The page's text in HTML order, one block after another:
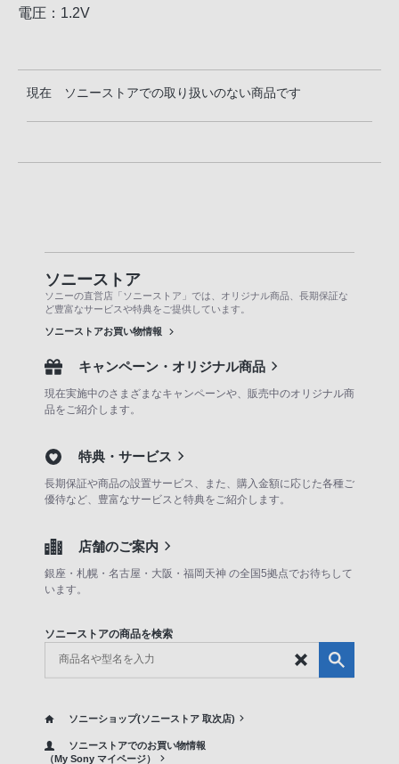
電圧：1.2V
現在 ソニーストアでの取り扱いのない商品です
ソニーストア
ソニーの直営店「ソニーストア」では、オリジナル商品、長期保証な
ど豊富なサービスや特典をご提供しています。
ソニーストアお買い物情報
キャンペーン・オリジナル商品
現在実施中のさまざまなキャンペーンや、販売中のオリジナル商
品をご紹介します。
特典・サービス
長期保証や商品の設置サービス、また、購入金額に応じた各種ご
優待など、豊富なサービスと特典をご紹介します。
店舗のご案内
銀座・札幌・名古屋・大阪・福岡天神 の全国5拠点でお待ちして
います。
ソニーストアの商品を検索
ソニーショップ(ソニーストア 取次店)
ソニーストアでのお買い物情報
（My Sony マイページ）